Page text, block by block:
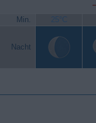
Min. 25°C
Nacht